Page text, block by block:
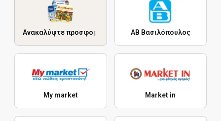
Ανακαλύψτε προσφορές ΑΒ Βασιλόπουλος
My market Market in